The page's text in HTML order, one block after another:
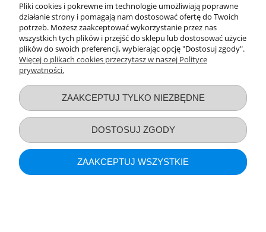
Pliki cookies i pokrewne im technologie umożliwiają poprawne
działanie strony i pomagają nam dostosować ofertę do Twoich
potrzeb. Możesz zaakceptować wykorzystanie przez nas
wszystkich tych plików i przejść do sklepu lub dostosować użycie
plików do swoich preferencji, wybierając opcję "Dostosuj zgody".
Więcej o plikach cookies przeczytasz w naszej Polityce
prywatności.
ZAAKCEPTUJ TYLKO NIEZBĘDNE
DOSTOSUJ ZGODY
ZAAKCEPTUJ WSZYSTKIE